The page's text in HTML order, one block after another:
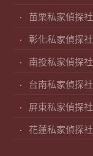
苗栗私家偵探社
彰化私家偵探社
南投私家偵探社
台南私家偵探社
屏東私家偵探社
花蓮私家偵探社